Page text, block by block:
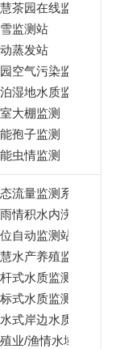
茶园在线监测
监测站
蒸发站
空气污染监测
湿地水质监测
大棚监测
孢子监测
虫情监测
流量监测系统
情积水内涝监测
自动监测站
水产养殖监测
式水质监测系统
式水质监测系统
式岸边水质监测
业/渔情水域监测